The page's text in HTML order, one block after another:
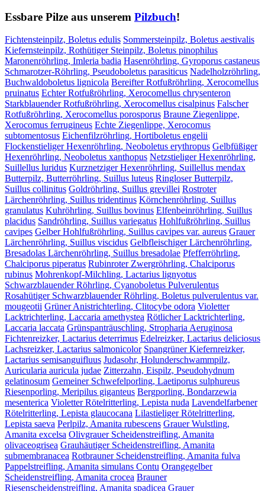
Essbare Pilze aus unserem Pilzbuch!
Fichtensteinpilz, Boletus edulis Sommersteinpilz, Boletus aestivalis
Kiefernsteinpilz, Rothütiger Steinpilz, Boletus pinophilus
Maronenröhrling, Imleria badia Hasenröhrling, Gyroporus castaneus
Schmarotzer-Röhrling, Pseudoboletus parasiticus Nadelholzröhrling,
Buchwaldoboletus lignicola Bereifter Rotfußröhrling, Xerocomellus
pruinatus Echter Rotfußröhrling, Xerocomellus chrysenteron
Starkblauender Rotfußröhrling, Xerocomellus cisalpinus Falscher
Rotfußröhrling, Xerocomellus porosporus Braune Ziegenlippe,
Xerocomus ferrugineus Echte Ziegenlippe, Xerocomus
subtomentosus Eichenfilzröhrling, Hortiboletus engelii
Flockenstieliger Hexenröhrling, Neoboletus erythropus Gelbfüßiger
Hexenröhrling, Neoboletus xanthopus Netzstieliger Hexenröhrling,
Suillellus luridus Kurznetziger Hexenröhrling, Suillellus mendax
Butterpilz, Butterröhrling, Suillus luteus Ringloser Butterpilz,
Suillus collinitus Goldröhrling, Suillus grevillei Rostroter
Lärchenröhrling, Suillus tridentinus Körnchenröhrling, Suillus
granulatus Kuhröhrling, Suillus bovinus Elfenbeinröhrling, Suillus
placidus Sandröhrling, Suillus variegatus Hohlfußröhrling, Suillus
cavipes Gelber Hohlfußröhrling, Suillus cavipes var. aureus Grauer
Lärchenröhrling, Suillus viscidus Gelbfleischiger Lärchenröhrling,
Bresadolas Lärchenröhrling, Suillus bresadolae Pfefferröhrling,
Chalciporus piperatus Rubinroter Zwergröhrling, Chalciporus
rubinus Mohrenkopf-Milchling, Lactarius lignyotus
Schwarzblauender Röhrling, Cyanoboletus Pulverulentus
Rosahütiger Schwarzblauender Röhrling, Boletus pulverulentus var.
mougeotii Grüner Anistrichterling, Clitocybe odora Violetter
Lacktrichterling, Laccaria amethystea Rötlicher Lacktrichterling,
Laccaria laccata Grünspanträuschling, Stropharia Aeruginosa
Fichtenreizker, Lactarius deterrimus Edelreizker, Lactarius deliciosus
Lachsreizker, Lactarius salmonicolor Spangrüner Kiefernreizker,
Lactarius semisanguifluus Judasohr, Holunderschwammpilz,
Auricularia auricula judae Zitterzahn, Eispilz, Pseudohydnum
gelatinosum Gemeiner Schwefelporling, Laetiporus sulphureus
Riesenporling, Meripilus giganteus Bergporling, Bondarzewia
mesenterica Violetter Rötelritterling, Lepista nuda Lavendelfarbener
Rötelritterling, Lepista glaucocana Lilastieliger Rötelritterling,
Lepista saeva Perlpilz, Amanita rubescens Grauer Wulstling,
Amanita excelsa Olivgrauer Scheidenstreifling, Amanita
olivaceogrisea Grauhäutiger Scheidenstreifling, Amanita
submembranacea Rotbrauner Scheidenstreifling, Amanita fulva
Pappelstreifling, Amanita simulans Contu Orangegelber
Scheidenstreifling, Amanita crocea Brauner
Riesenscheidenstreifling, Amanita spadicea Grauer